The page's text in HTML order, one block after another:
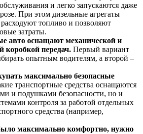
и легко запускаются даже
При этом дизельные агрегаты
топливо и позволяют
затраты.
авто оснащают механической и
коробкой передач. Первый вариант
опытным водителям, а второй –
максимально безопасные
транспортные средства оснащаются
и подушками безопасности, но и
контроля за работой отдельных
средства (например,
максимально комфортно, нужно